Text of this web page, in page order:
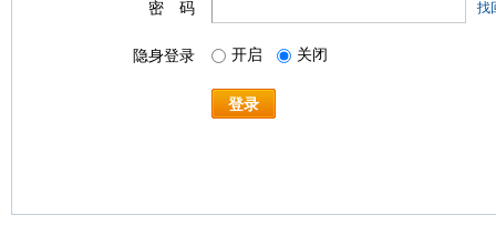
密 码 找
隐身登录 开启 关闭
登录